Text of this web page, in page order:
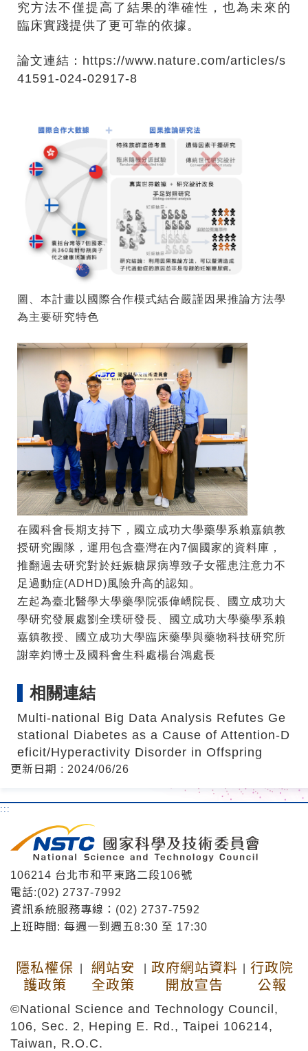
究方法不僅提高了結果的準確性，也為未來的
臨床實踐提供了更可靠的依據。
論文連結： https://www.nature.com/articles/s
41591-024-02917-8
圖、本計畫以國際合作模式結合嚴謹因果推論方法學
為主要研究特色
在國科會長期支持下，國立成功大學藥學系賴嘉鎮教
授研究團隊，運用包含臺灣在內7個國家的資料庫，
推翻過去研究對於妊娠糖尿病導致子女罹患注意力不
足過動症(ADHD)風險升高的認知。
左起為臺北醫學大學藥學院張偉嶠院長、國立成功大
學研究發展處劉全璞研發長、國立成功大學藥學系賴
嘉鎮教授、國立成功大學臨床藥學與藥物科技研究所
謝幸㚬博士及國科會生科處楊台鴻處長
相關連結
Multi-national Big Data Analysis Refutes Ge
stational Diabetes as a Cause of Attention-D
eficit/Hyperactivity Disorder in Offspring
更新日期 : 2024/06/26
:::
106214 台北市和平東路二段106號
電話:(02) 2737-7992
資訊系統服務專線：(02) 2737-7592
上班時間: 每週一到週五8:30 至 17:30
隱私權保
護政策
網站安
全政策
政府網站資料
開放宣告
行政院
公報
©National Science and Technology Council,
106, Sec. 2, Heping E. Rd., Taipei 106214,
Taiwan, R.O.C.